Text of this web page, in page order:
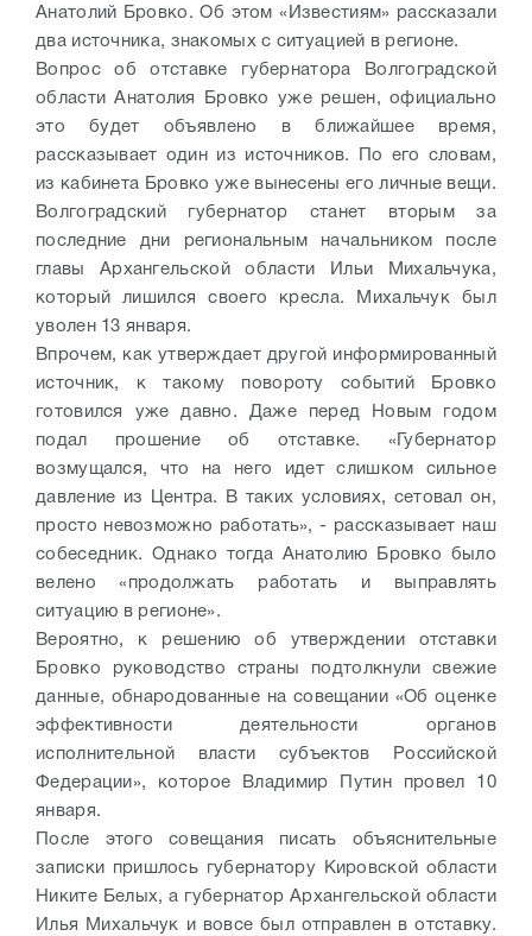
Анатолий Бровко. Об этом «Известиям» рассказали
два источника, знакомых с ситуацией в регионе.
Вопрос об отставке губернатора Волгоградской
области Анатолия Бровко уже решен, официально
это будет объявлено в ближайшее время,
рассказывает один из источников. По его словам,
из кабинета Бровко уже вынесены его личные вещи.
Волгоградский губернатор станет вторым за
последние дни региональным начальником после
главы Архангельской области Ильи Михальчука,
который лишился своего кресла. Михальчук был
уволен 13 января.
Впрочем, как утверждает другой информированный
источник, к такому повороту событий Бровко
готовился уже давно. Даже перед Новым годом
подал прошение об отставке. «Губернатор
возмущался, что на него идет слишком сильное
давление из Центра. В таких условиях, сетовал он,
просто невозможно работать», - рассказывает наш
собеседник. Однако тогда Анатолию Бровко было
велено «продолжать работать и выправлять
ситуацию в регионе».
Вероятно, к решению об утверждении отставки
Бровко руководство страны подтолкнули свежие
данные, обнародованные на совещании «Об оценке
эффективности деятельности органов
исполнительной власти субъектов Российской
Федерации», которое Владимир Путин провел 10
января.
После этого совещания писать объяснительные
записки пришлось губернатору Кировской области
Никите Белых, а губернатор Архангельской области
Илья Михальчук и вовсе был отправлен в отставку.